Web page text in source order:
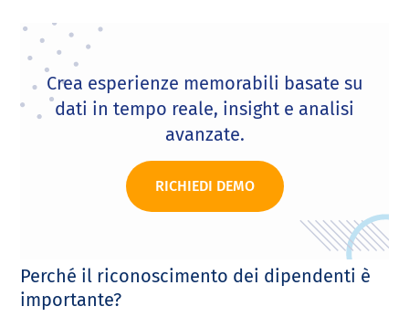
Crea esperienze memorabili basate su
dati in tempo reale, insight e analisi
avanzate.
RICHIEDI DEMO
Perché il riconoscimento dei dipendenti è
importante?